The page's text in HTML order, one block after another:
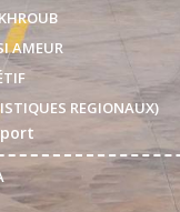
AMEUR
REGIONAUX)